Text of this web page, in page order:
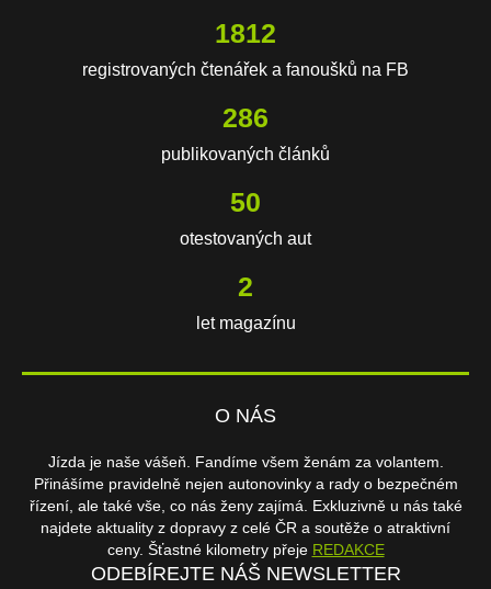
3817
registrovaných čtenářek a fanoušků na FB
602
publikovaných článků
106
otestovaných aut
3
let magazínu
O NÁS
Jízda je naše vášeň. Fandíme všem ženám za volantem.
Přinášíme pravidelně nejen autonovinky a rady o bezpečném
řízení, ale také vše, co nás ženy zajímá. Exkluzivně u nás také
najdete aktuality z dopravy z celé ČR a soutěže o atraktivní
ceny. Šťastné kilometry přeje REDAKCE
ODEBÍREJTE NÁŠ NEWSLETTER